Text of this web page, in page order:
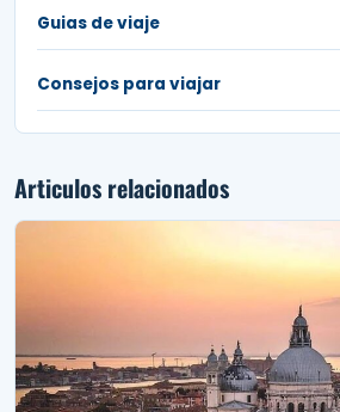
Guias de viaje
Consejos para viajar
Articulos relacionados